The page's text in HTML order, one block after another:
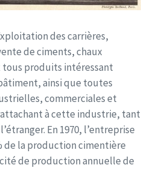
des carrières,
de ciments, chaux
produits intéressant
ainsi que toutes
commerciales et
à cette industrie, tant
En 1970, l’entreprise
de la production cimentière
de production annuelle de